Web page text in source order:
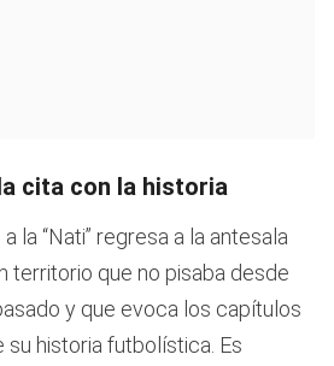
cita con la historia
la “Nati” regresa a la antesala
territorio que no pisaba desde
y que evoca los capítulos
historia futbolística. Es